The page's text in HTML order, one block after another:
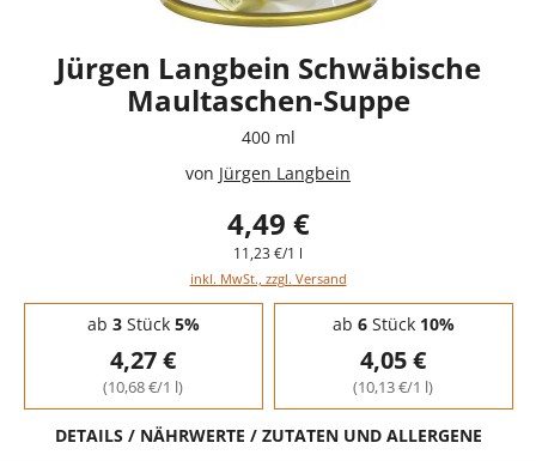
Jürgen Langbein Schwäbische
Maultaschen-Suppe
400 ml
von Jürgen Langbein
4,49 €
11,23 €/1 l
inkl. MwSt., zzgl. Versand
Staffelpreise - Mengenrabatt
ab 3Stück 5%
4,27 €
(10,68 €/1 l)
ab 6Stück 10%
4,05 €
(10,13 €/1 l)
DETAILS / NÄHRWERTE / ZUTATEN UND ALLERGENE